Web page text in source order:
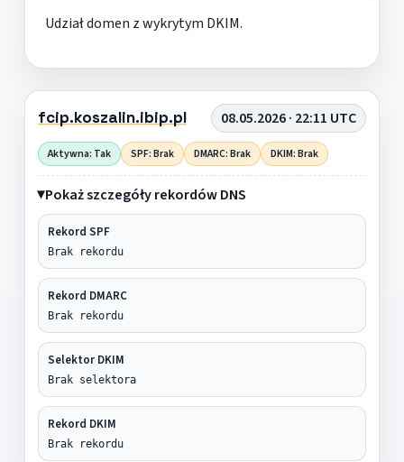
Udział domen z wykrytym DKIM.
fcip.koszalin.ibip.pl 08.05.2026 · 22:11 UTC
Aktywna: Tak SPF: Brak DMARC: Brak DKIM: Brak
Pokaż szczegóły rekordów DNS
Rekord SPF
Brak rekordu
Rekord DMARC
Brak rekordu
Selektor DKIM
Brak selektora
Rekord DKIM
Brak rekordu